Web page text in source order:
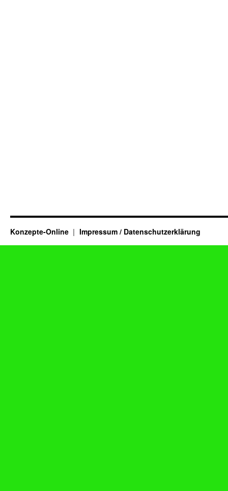
Konzepte-Online Impressum / Datenschutzerklärung